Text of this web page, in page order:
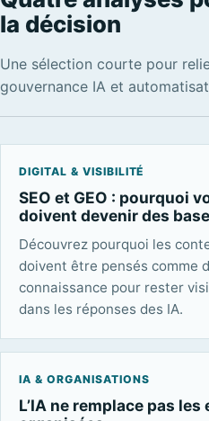
la décision
Une sélection courte pour
gouvernance IA et
DIGITAL & VISIBILITÉ
SEO et GEO : pourquoi
doivent devenir des
Découvrez pourquoi les
doivent être pensés comme
connaissance pour rester
dans les réponses des IA.
IA & ORGANISATIONS
L’IA ne remplace pas